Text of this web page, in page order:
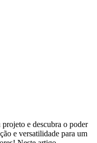
e descubra o poder
e versatilidade para um